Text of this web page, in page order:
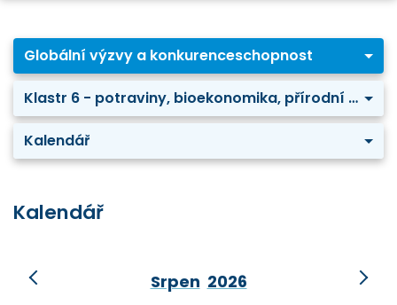
Globální výzvy a konkurenceschopnost
Klastr 6 - potraviny, bioekonomika, přírodní zdroje, zemědělství a životní prostředí
Kalendář
Kalendář
Srpen 2026